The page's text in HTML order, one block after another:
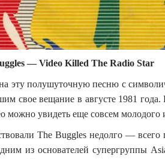
— Video Killed The Radio Star
эту полушуточную песню с
свое вещание в августе 1981
можно увидеть еще совсем
The Buggles недолго — всего
из основателей супергруппы